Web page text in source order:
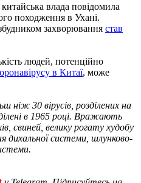
влада повідомила
походження в Ухані.
захворювання став
людей, потенційно
в Китаї, може
ніж 30 вірусів, розділених на
в 1965 році. Вражають
свиней, велику рогату худобу
дихальної системи, шлунково-